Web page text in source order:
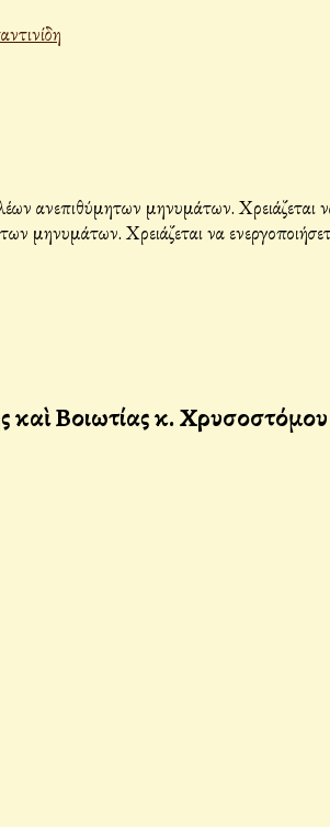
ανεπιθύμητων μηνυμάτων. Χρειάζεται
μηνυμάτων. Χρειάζεται να
καὶ Βοιωτίας κ. Χρυσοστόμου